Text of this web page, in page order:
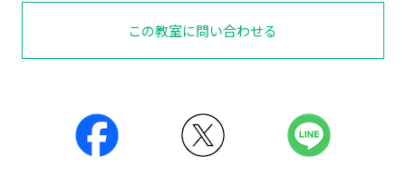
この教室に問い合わせる